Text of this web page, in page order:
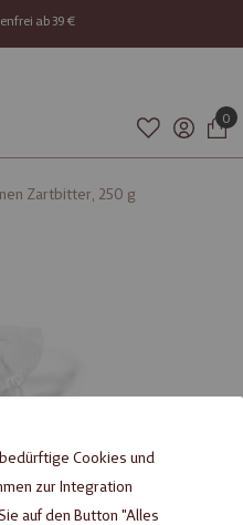
ab 39 €
0
Zartbitter, 250 g
Cookies und
zur Integration
auf den Button "Alles